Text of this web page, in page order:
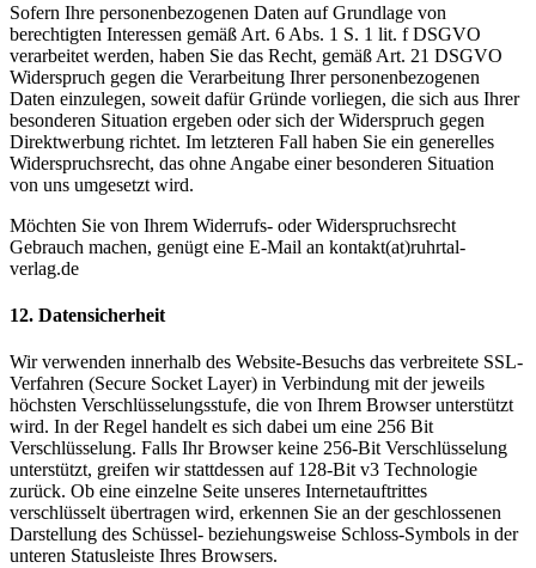
Sofern Ihre personenbezogenen Daten auf Grundlage von
berechtigten Interessen gemäß Art. 6 Abs. 1 S. 1 lit. f DSGVO
verarbeitet werden, haben Sie das Recht, gemäß Art. 21 DSGVO
Widerspruch gegen die Verarbeitung Ihrer personenbezogenen
Daten einzulegen, soweit dafür Gründe vorliegen, die sich aus Ihrer
besonderen Situation ergeben oder sich der Widerspruch gegen
Direktwerbung richtet. Im letzteren Fall haben Sie ein generelles
Widerspruchsrecht, das ohne Angabe einer besonderen Situation
von uns umgesetzt wird.
Möchten Sie von Ihrem Widerrufs- oder Widerspruchsrecht
Gebrauch machen, genügt eine E-Mail an kontakt(at)ruhrtal-
verlag.de
12. Datensicherheit
Wir verwenden innerhalb des Website-Besuchs das verbreitete SSL-
Verfahren (Secure Socket Layer) in Verbindung mit der jeweils
höchsten Verschlüsselungsstufe, die von Ihrem Browser unterstützt
wird. In der Regel handelt es sich dabei um eine 256 Bit
Verschlüsselung. Falls Ihr Browser keine 256-Bit Verschlüsselung
unterstützt, greifen wir stattdessen auf 128-Bit v3 Technologie
zurück. Ob eine einzelne Seite unseres Internetauftrittes
verschlüsselt übertragen wird, erkennen Sie an der geschlossenen
Darstellung des Schüssel- beziehungsweise Schloss-Symbols in der
unteren Statusleiste Ihres Browsers.